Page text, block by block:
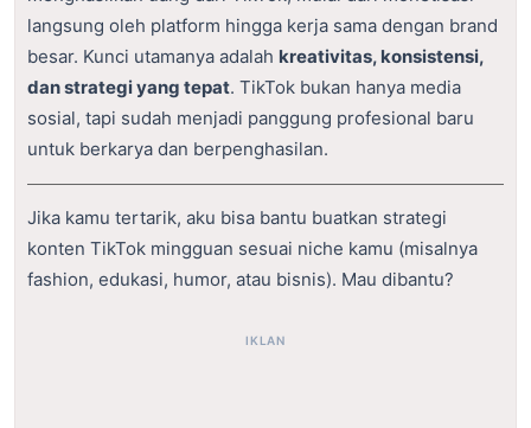
langsung oleh platform hingga kerja sama dengan brand
besar. Kunci utamanya adalah kreativitas, konsistensi,
dan strategi yang tepat. TikTok bukan hanya media
sosial, tapi sudah menjadi panggung profesional baru
untuk berkarya dan berpenghasilan.
Jika kamu tertarik, aku bisa bantu buatkan strategi
konten TikTok mingguan sesuai niche kamu (misalnya
fashion, edukasi, humor, atau bisnis). Mau dibantu?